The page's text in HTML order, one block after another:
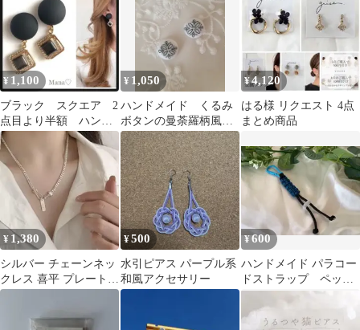
リング付き 約
45mm（透明ブルー）
ール 携帯ストラップ
iPhone 挟む ホルダー
落下防止 リングストラ
ップ ショルダー 肩掛け
紐 フック ハンド ブラ
ック ゴールド シルバー
黒 シート
¥ 1,100
ブラック スクエア 2
点目より半額 ハンド
メイドピアス イヤリ
ング
¥ 1,050
ハンドメイド くるみ
ボタンの曼荼羅柄風刺
繍ピアス/イヤリング
グリーン
¥4,120
はる様 リクエスト 4点
まとめ商品
¥ 1,380
シルバー チェーンネッ
クレス 喜平 プレート
タグ フック
¥500
水引ピアス パープル系
和風アクセサリー
¥600
ハンドメイド パラコー
ドストラップ ペット
ボトルホルダー